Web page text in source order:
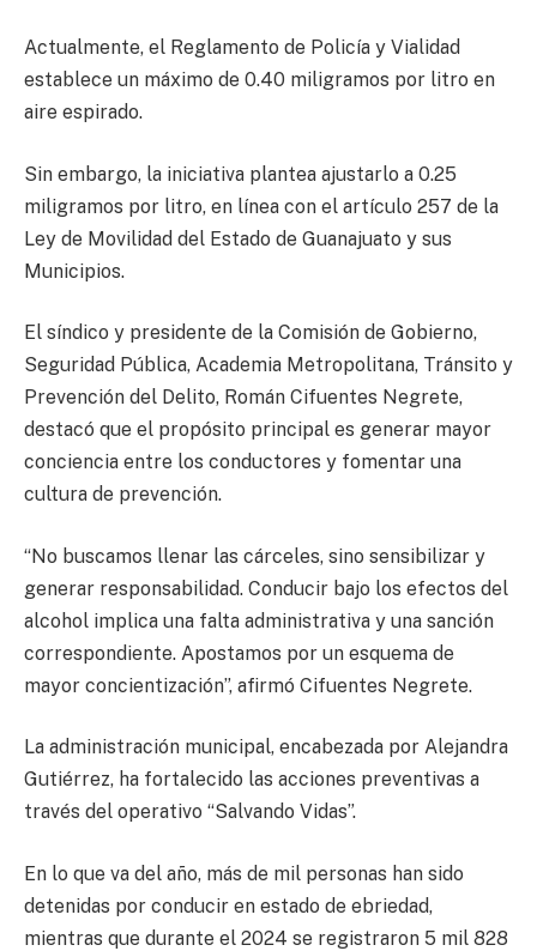
Actualmente, el Reglamento de Policía y Vialidad
establece un máximo de 0.40 miligramos por litro en
aire espirado.
Sin embargo, la iniciativa plantea ajustarlo a 0.25
miligramos por litro, en línea con el artículo 257 de la
Ley de Movilidad del Estado de Guanajuato y sus
Municipios.
El síndico y presidente de la Comisión de Gobierno,
Seguridad Pública, Academia Metropolitana, Tránsito y
Prevención del Delito, Román Cifuentes Negrete,
destacó que el propósito principal es generar mayor
conciencia entre los conductores y fomentar una
cultura de prevención.
“No buscamos llenar las cárceles, sino sensibilizar y
generar responsabilidad. Conducir bajo los efectos del
alcohol implica una falta administrativa y una sanción
correspondiente. Apostamos por un esquema de
mayor concientización”, afirmó Cifuentes Negrete.
La administración municipal, encabezada por Alejandra
Gutiérrez, ha fortalecido las acciones preventivas a
través del operativo “Salvando Vidas”.
En lo que va del año, más de mil personas han sido
detenidas por conducir en estado de ebriedad,
mientras que durante el 2024 se registraron 5 mil 828